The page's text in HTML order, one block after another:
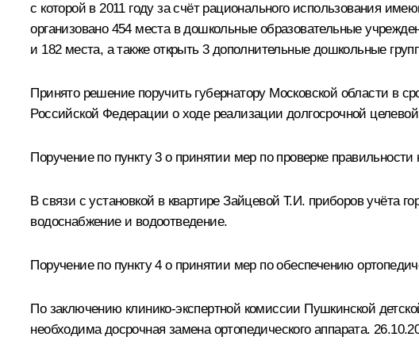
с которой в 2011 году за счёт рационального использования
организовано 454 места в дошкольные образовательные
и 182 места, а также открыть 3 дополнительные дошкольные
Принято решение поручить губернатору Московской области в
Российской Федерации о ходе реализации долгосрочной
Поручение по пункту 3 о принятии мер по проверке
В связи с установкой в квартире Зайцевой Т.И. приборов учёта
водоснабжение и водоотведение.
Поручение по пункту 4 о принятии мер по обеспечению
По заключению клинико-экспертной комиссии Пушкинской
необходима досрочная замена ортопедического аппарата.